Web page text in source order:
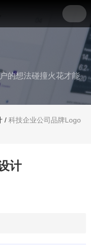
的想法碰撞火花才能
/ 科技企业公司品牌Logo
计